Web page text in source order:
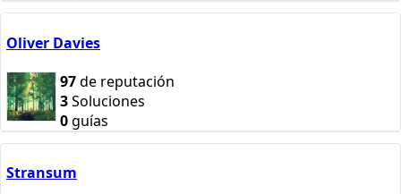
Oliver Davies
97de reputación
3Soluciones
0guías
Stransum